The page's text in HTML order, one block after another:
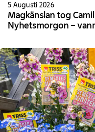
5 Augusti 2026
Magkänslan tog
Nyhetsmorgon –